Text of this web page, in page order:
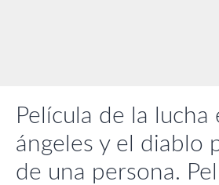
Película de la lucha
ángeles y el diablo
de una persona.